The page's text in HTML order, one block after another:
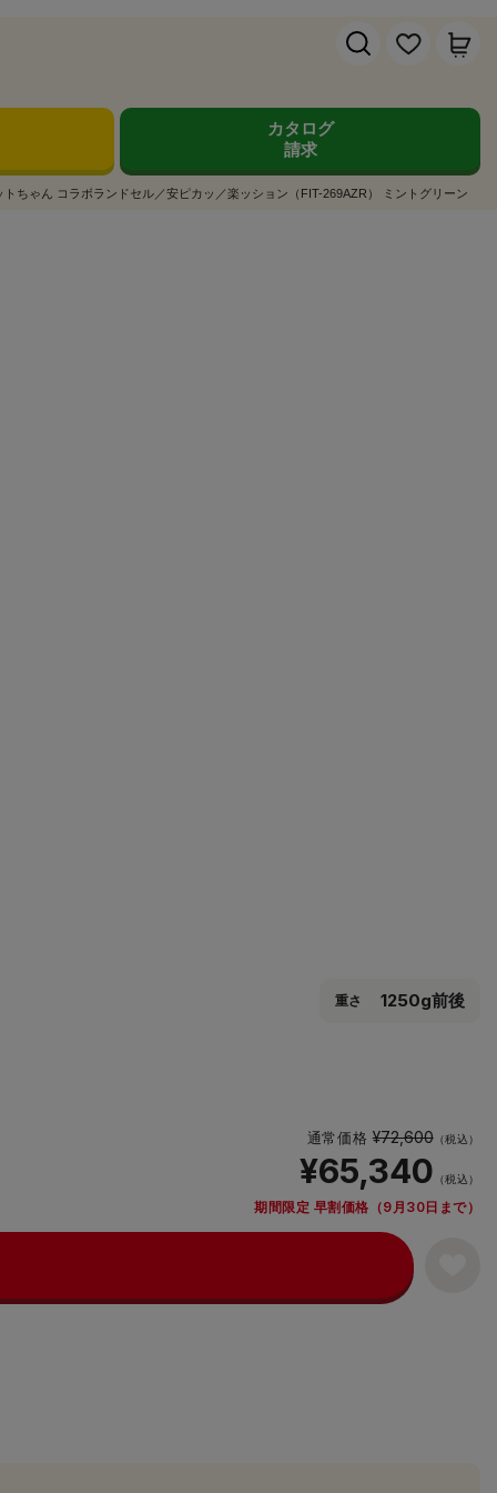
カタログ
請求
トちゃん コラボランドセル／安ピカッ／楽ッション（FIT-269AZR） ミントグリーン
重さ 1250g前後
通常価格¥72,600（税込）
¥65,340 （税込）
期間限定 早割価格（9月30日まで）